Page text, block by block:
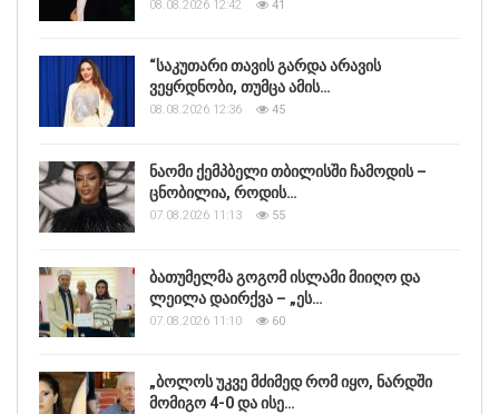
08.08.2026 12:42 41
“საკუთარი თავის გარდა არავის
ვეყრდნობი, თუმცა ამის…
08.08.2026 12:36 45
ნაომი ქემპბელი თბილისში ჩამოდის –
ცნობილია, როდის…
07.08.2026 11:13 55
ბათუმელმა გოგომ ისლამი მიიღო და
ლეილა დაირქვა – „ეს…
07.08.2026 11:10 60
„ბოლოს უკვე მძიმედ რომ იყო, ნარდში
მომიგო 4-0 და ისე…